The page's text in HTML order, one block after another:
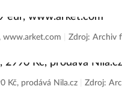
www.arket.com Zdroj: Archiv
Kč, prodává Nila.cz Zdroj: